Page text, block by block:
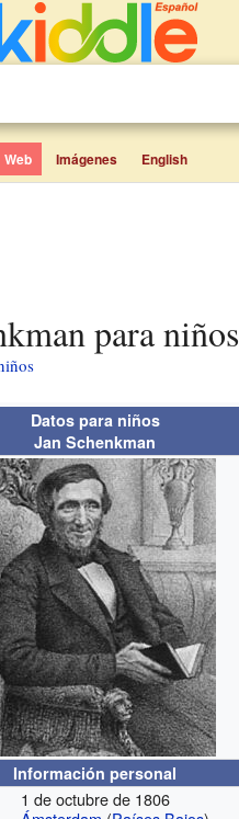
Web Imágenes English
para niños
Datos para niños
Jan Schenkman
Información personal
1 de octubre de 1806